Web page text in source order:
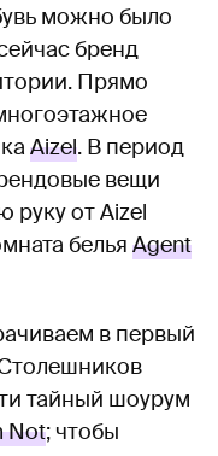
можно было
бренд
Прямо
Aizel. В период
вещи
руку от Aizel
белья Agent
в первый
тайный шоурум
Not; чтобы